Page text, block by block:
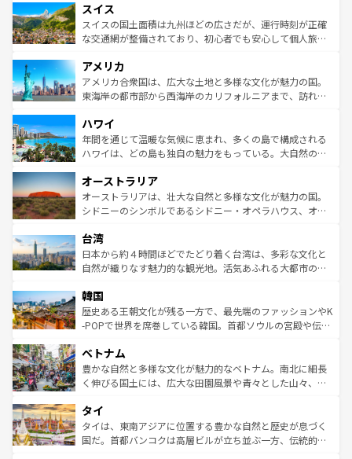
れる地方に足を運ぶとそれぞれで全く異なる文化を体験で
きるだろう。 なお、新着のフランス情報はコンテンツ一覧
を参照してほしい。
は、お酒好きな人にはぜひ体験してほしい。 なお、新着の
ドイツ情報はコンテンツ一覧を参照してほしい。
リアごとに異なる魅力がある。また、優雅なアフタヌーン
ティー、ビール好きにはたまらない英国パブ、サッカー観
戦など、本場だからこそできる体験も豊富。イギリスを旅
ンツ一覧を参照してほしい。
スイス
スイスの国土面積は九州ほどの広さだが、運行時刻が正確
な交通網が整備されており、初心者でも安心して個人旅行
の建物がそのまま残る町や、スイスならではのユニークな
博物館もあり、アルプス観光だけでなく町歩きも満喫する
ことができる。国民の所得が高いため物価も高いが、旅行
ば市内交通費無料で観光を楽しむこともできる。 なお、新
着のスイス情報はコンテンツ一覧 を参照してほしい。
アメリカ
アメリカ合衆国は、広大な土地と多様な文化が魅力の国。
東海岸の都市部から西海岸のカリフォルニアまで、訪れる
のような巨大都市は、観光、ショッピング、エンターテイ
ンメントが詰まった刺激的なスポットだ。一方、アメリカ
西部には大自然が広がり、グランドキャニオンやイエロー
部のニューオーリンズでは、音楽と美食が融合した独特の
文化が魅力。旅行者はアメリカの各地域で異なる魅力を楽
しみながら、その多様性と豊かな歴史を感じることができ
ならではの贅沢な旅のスタイルだ。 なお、新着のアメリカ
情報はコンテンツ一覧を参照してほしい。
ハワイ
年間を通じて温暖な気候に恵まれ、多くの島で構成される
ハワイは、どの島も独自の魅力をもっている。大自然の神
ワイ島は見逃せない。また、定番の観光地といえばオアフ
島だが、静かな自然を求めるならマウイ島やカウアイ島が
おすすめ。エメラルドグリーンに輝く海をはじめ、豊かな
れるおもてなしの心で訪れる人々を迎えてくれるハワイの
人々、おいしいローカルフードやハワイアンミュージッ
ク、伝統的なフラダンスなど、すべてがハワイの魅力を彩
ワイを、存分に味わってほしい。 なお、新着のハワイ情報
はコンテンツ一覧を参照してほしい。
オーストラリア
オーストラリアは、壮大な自然と多様な文化が魅力の国。
シドニーのシンボルであるシドニー・オペラハウス、オー
リアリーフや大陸中央部にそびえるウルル（エアーズロッ
ク）、タスマニアの美しい原生林やケアンズの熱帯雨林な
ど、見どころがたくさん。また、カフェやワイン、オージ
いる。アクティビティも充実しており、サーフィンやダイ
ビング、ハイキングなど、アウトドア好きにはたまらな
い。オーストラリアの多彩な魅力を存分に味わいつくそ
参照してほしい。
台湾
日本から約４時間ほどでたどり着く台湾は、多彩な文化と
自然が織りなす魅力的な観光地。活気あふれる大都市の台
ン）、静ひつな山岳地帯である台湾東部など、都市の喧騒
と山間の静けさが共存しており、訪れる人に新しい発見と
驚きをもたらしてくれる。また、奥深い台湾の食文化も魅
容にもいいと評判のスイーツなど、バラエティ豊かな料理
が味わえる。 なお、新着の台湾情報は コンテンツ一覧を参
照してほしい。
韓国
歴史ある王朝文化が残る一方で、最先端のファッションやK
-POPで世界を席巻している韓国。首都ソウルの宮殿や伝統
き、地方に足を延ばせば四季折々の自然美を楽しむことが
できる。そして、キムチや焼肉、絶品のストリートフード
まで、さまざまな韓国料理が待っている。夜には、韓国な
リティに包まれながら、韓国の多彩な魅力を心ゆくまで味
わってみてほしい。 なお、新着の韓国情報はコンテンツ一
覧を参照してほしい。
ベトナム
豊かな自然と多様な文化が魅力的なベトナム。南北に細長
く伸びる国土には、広大な田園風景や青々とした山々、世
急速な発展と共に伝統が息づく。ハノイの古い町並みやホ
ーチミン市のフランス統治時代の建物も、独特の雰囲気を
醸し出している。また、バラエティの豊かさとおいしさで
タイ
タイは、東南アジアに位置する豊かな自然と歴史が息づく
国だ。首都バンコクは高層ビルが立ち並ぶ一方、伝統的な